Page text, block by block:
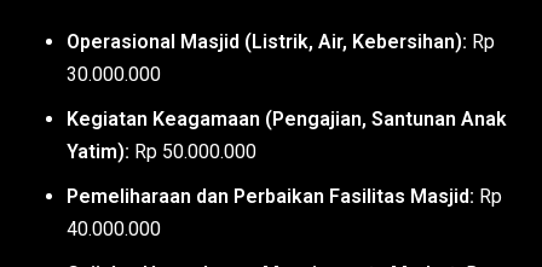
Operasional Masjid (Listrik, Air, Kebersihan): Rp
30.000.000
Kegiatan Keagamaan (Pengajian, Santunan Anak
Yatim): Rp 50.000.000
Pemeliharaan dan Perbaikan Fasilitas Masjid: Rp
40.000.000